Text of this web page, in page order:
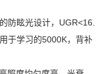
防眩光设计，UGR<16.
于学习的5000K，背补